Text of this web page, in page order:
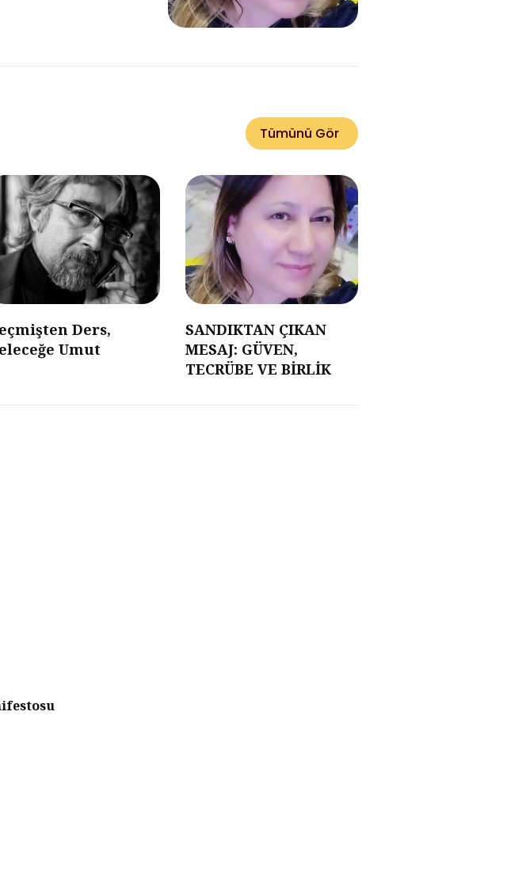
Tümünü Gör
Ders,
Umut
SANDIKTAN ÇIKAN
MESAJ: GÜVEN,
TECRÜBE VE BİRLİK